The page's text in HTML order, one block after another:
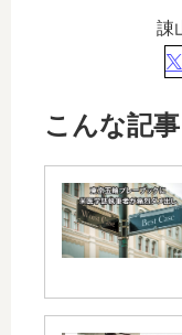
諌
こんな記